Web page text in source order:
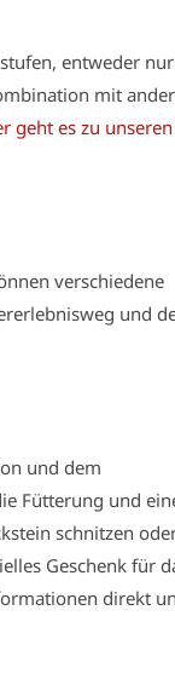
entweder
mit
geht es zu unseren
verschiedene
und
und dem
Fütterung und
schnitzen
Geschenk für
direkt